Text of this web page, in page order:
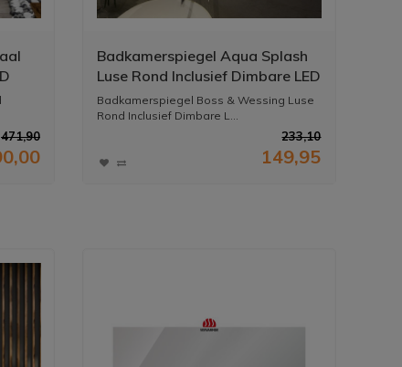
471,90
Badkamerspiegel Aqua Splash
Luse Rond Inclusief Dimbare LED
Verlichting 60 cm
Badkamerspiegel Boss & Wessing Luse
Rond Inclusief Dimbare L...
233,10
149,95